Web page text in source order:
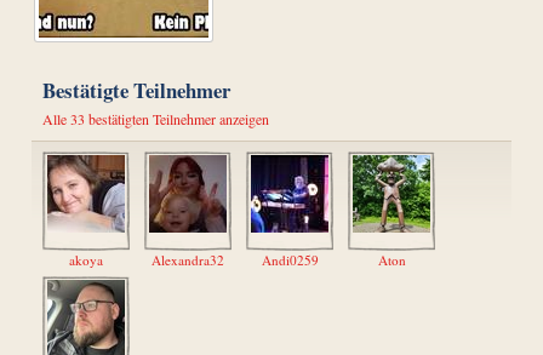
Bestätigte Teilnehmer
Alle 33 bestätigten Teilnehmer anzeigen
akoya Alexandra32 Andi0259 Aton